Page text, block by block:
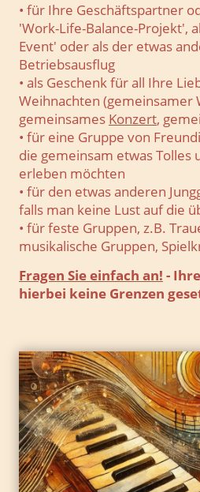
• für Ihre Geschäftspartner
'Work-Life-Balance-Projekt',
Event' oder als der etwas
Betriebsausflug
• als Geschenk für all Ihre
Weihnachten (gemeinsamer
gemeinsames Konzert,
• für eine Gruppe von
die gemeinsam etwas Tolles
erleben möchten
• für den etwas anderen
falls man keine Lust auf die
• für feste Gruppen, z.B.
musikalische Gruppen,
Fragen Sie einfach an! -
hierbei keine Grenzen